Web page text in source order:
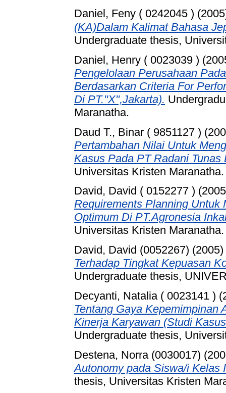
Daniel, Feny ( 0242045 )
(KA)Dalam Kalimat Bahasa
Undergraduate thesis,
Daniel, Henry ( 0023039 )
Pengelolaan Perusahaan
Berdasarkan Criteria For
Di PT."X",Jakarta).
Maranatha.
Daud T., Binar ( 9851127 )
Pertambahan Nilai Untuk
Kasus Pada PT Radani Tunas
Universitas Kristen Maranatha.
David, David ( 0152277 )
Requirements Planning Untuk
Optimum Di PT.Agronesia
Universitas Kristen Maranatha.
David, David (0052267) (2005)
Terhadap Tingkat Kepuasan
Undergraduate thesis,
Decyanti, Natalia ( 0023141 )
Tentang Gaya Kepemimpinan
Kinerja Karyawan (Studi
Undergraduate thesis,
Destena, Norra (0030017)
Autonomy pada Siswa/i Kelas
thesis, Universitas Kristen